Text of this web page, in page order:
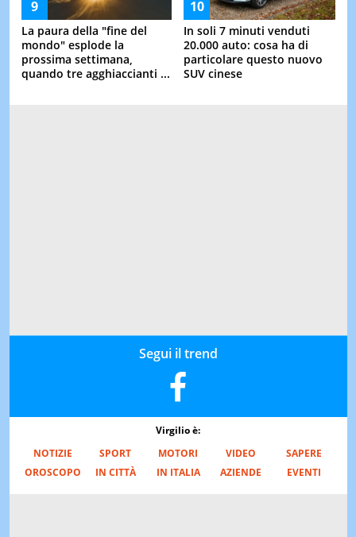
La paura della "fine del
mondo" esplode la
prossima settimana,
quando tre agghiaccianti ...
In soli 7 minuti venduti
20.000 auto: cosa ha di
particolare questo nuovo
SUV cinese
Segui il trend
Virgilio è:
NOTIZIE
SPORT MOTORI VIDEO
SAPERE
OROSCOPO
IN CITTÀ IN ITALIA AZIENDE EVENTI